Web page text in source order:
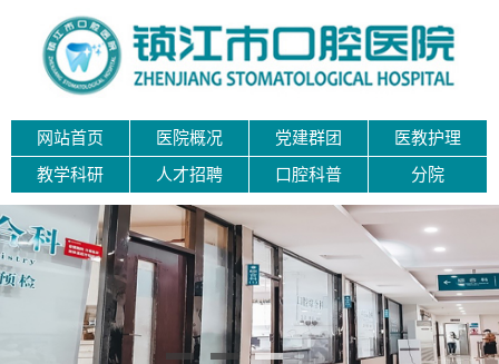
网站首页 医院概况 党建群团 医教护理
教学科研 人才招聘 口腔科普 分院